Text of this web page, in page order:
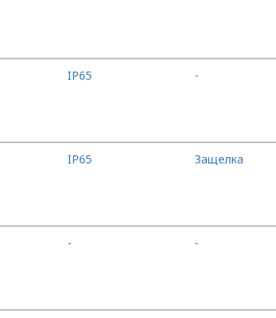
IP65 -
IP65 Защелка
- -